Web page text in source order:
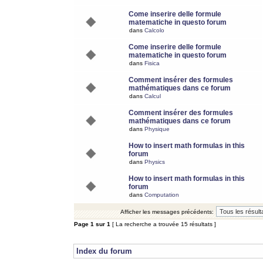
Come inserire delle formule
matematiche in questo forum
dans Calcolo
Come inserire delle formule
matematiche in questo forum
dans Fisica
Comment insérer des formules
mathématiques dans ce forum
dans Calcul
Comment insérer des formules
mathématiques dans ce forum
dans Physique
How to insert math formulas in this
forum
dans Physics
How to insert math formulas in this
forum
dans Computation
Afficher les messages précédents:
Page 1 sur 1 [ La recherche a trouvée 15 résultats ]
Index du forum